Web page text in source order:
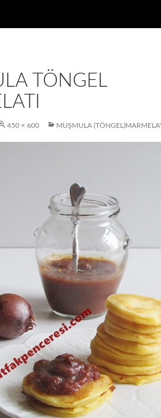
TÖNGEL
450 × 600 MUŞMULA